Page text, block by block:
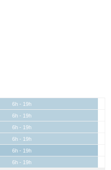
6h - 19h
6h - 19h
6h - 19h
6h - 19h
6h - 19h
6h - 19h